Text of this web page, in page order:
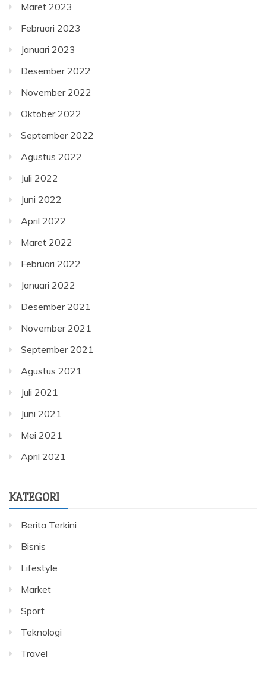
Maret 2023
Februari 2023
Januari 2023
Desember 2022
November 2022
Oktober 2022
September 2022
Agustus 2022
Juli 2022
Juni 2022
April 2022
Maret 2022
Februari 2022
Januari 2022
Desember 2021
November 2021
September 2021
Agustus 2021
Juli 2021
Juni 2021
Mei 2021
April 2021
KATEGORI
Berita Terkini
Bisnis
Lifestyle
Market
Sport
Teknologi
Travel